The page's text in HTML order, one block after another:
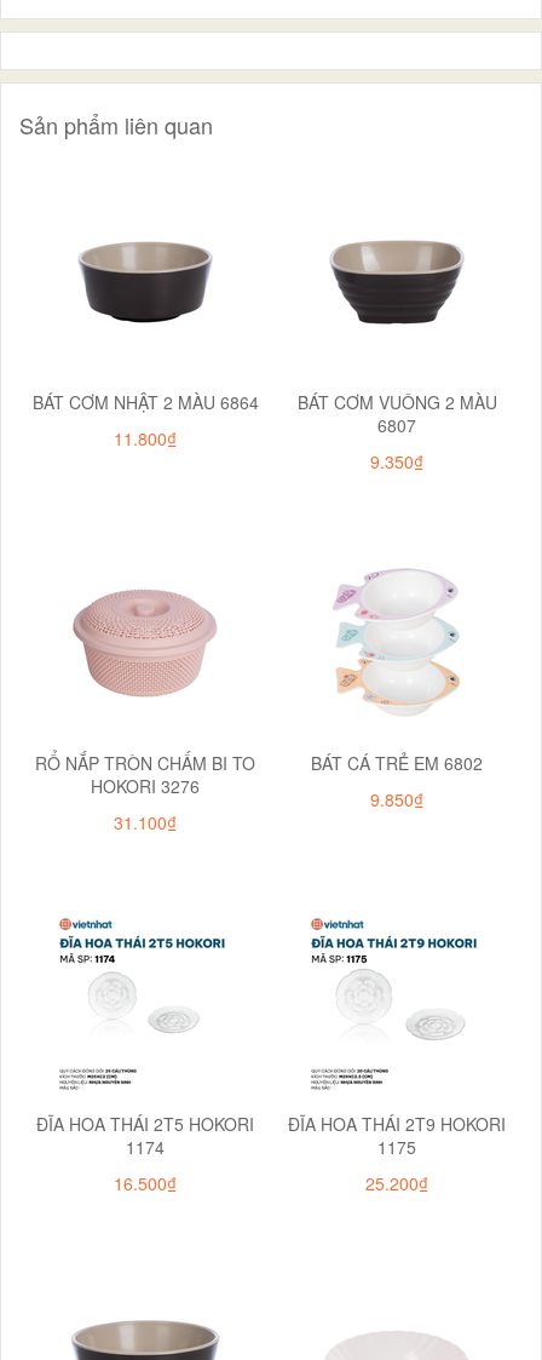
Sản phẩm liên quan
BÁT CƠM NHẬT 2 MÀU 6864
11.800₫
BÁT CƠM VUÔNG 2 MÀU
6807
9.350₫
RỔ NẮP TRÒN CHẤM BI TO
HOKORI 3276
31.100₫
BÁT CÁ TRẺ EM 6802
9.850₫
ĐĨA HOA THÁI 2T5 HOKORI
1174
16.500₫
ĐĨA HOA THÁI 2T9 HOKORI
1175
25.200₫